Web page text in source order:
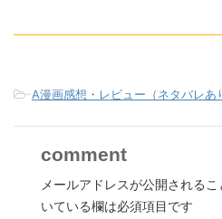
-A漫画感想・レビュー（ネタバレあ
comment
メールアドレスが公開されるこ
いている欄は必須項目です